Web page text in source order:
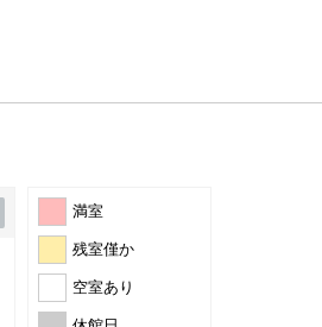
満室
残室僅か
空室あり